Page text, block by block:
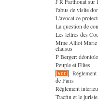
l'abus de visite
L'avocat ce
La question de
Les lettres des
Mme Alliot Marie
clausus
P Berger:
Peuple et Elites
de Paris
Réglement
Tracfin et le juriste